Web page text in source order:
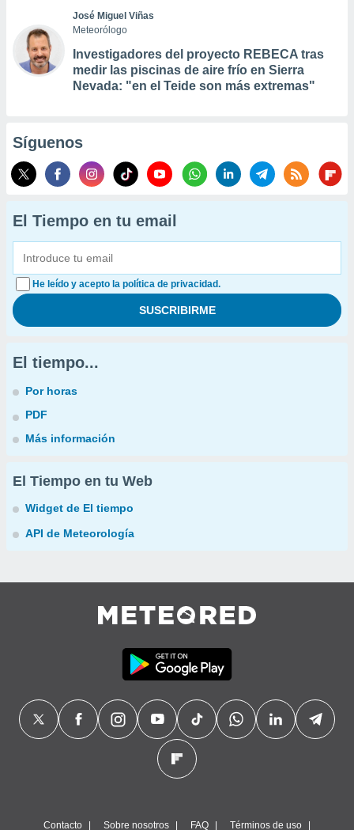
José Miguel Viñas
Meteorólogo
Investigadores del proyecto REBECA tras
medir las piscinas de aire frío en Sierra
Nevada: "en el Teide son más extremas"
Síguenos
El Tiempo en tu email
He leído y acepto la política de privacidad.
El tiempo...
Por horas
PDF
Más información
El Tiempo en tu Web
Widget de El tiempo
API de Meteorología
Contacto Sobre nosotros FAQ Términos de uso